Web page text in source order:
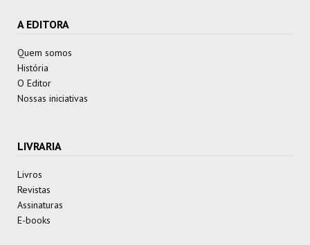
A EDITORA
Quem somos
História
O Editor
Nossas iniciativas
LIVRARIA
Livros
Revistas
Assinaturas
E-books